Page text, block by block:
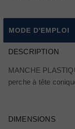
MODE D'EMPLOI
DESCRIPTION
MANCHE
perche à tête
DIMENSIONS